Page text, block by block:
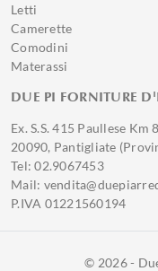
Letti
Camerette
Comodini
Materassi
DUE PI FORNITURE
Ex. S.S. 415 Paullese Km
20090, Pantigliate
Tel: 02.9067453
Mail:
P.IVA 01221560194
© 2026 -